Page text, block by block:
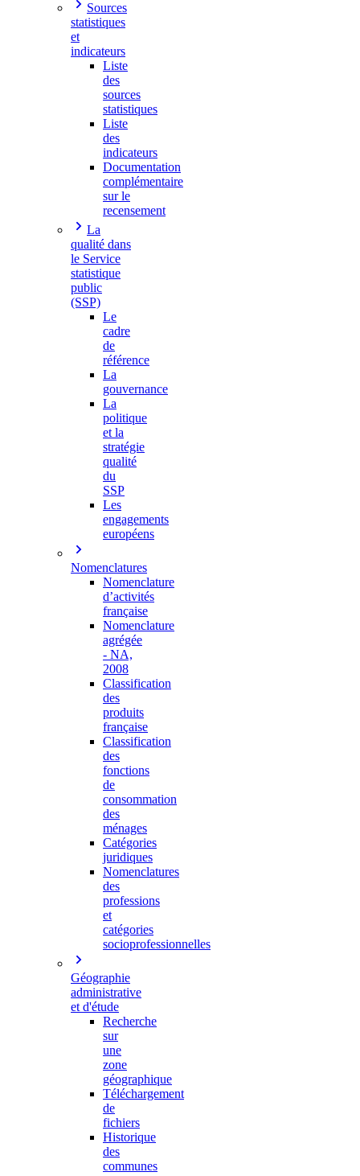
Sources
statistiques
et
indicateurs
Liste
des
sources
statistiques
Liste
des
indicateurs
Documentation
complémentaire
sur le
recensement
La
qualité dans
le Service
statistique
public
(SSP)
Le
cadre
de
référence
La
gouvernance
La
politique
et la
stratégie
qualité
du
SSP
Les
engagements
européens
Nomenclatures
Nomenclature
d’activités
française
Nomenclature
agrégée
- NA,
2008
Classification
des
produits
française
Classification
des
fonctions
de
consommation
des
ménages
Catégories
juridiques
Nomenclatures
des
professions
et
catégories
socioprofessionnelles
Géographie
administrative
et d'étude
Recherche
sur
une
zone
géographique
Téléchargement
de
fichiers
Historique
des
communes